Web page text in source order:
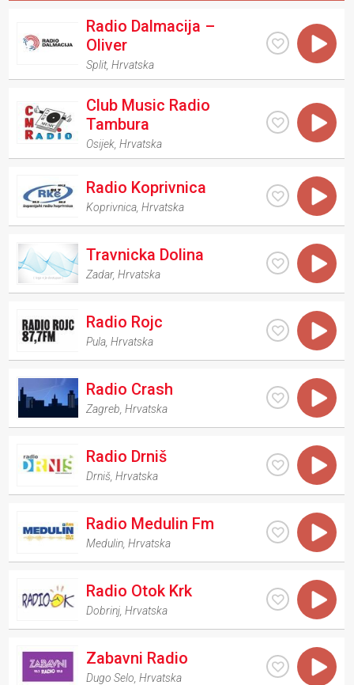
Radio Dalmacija –
Oliver
Split,Hrvatska
Club Music Radio
Tambura
Osijek ,Hrvatska
Radio Koprivnica
Koprivnica ,Hrvatska
Travnicka Dolina
Zadar,Hrvatska
Radio Rojc
Pula ,Hrvatska
Radio Crash
Zagreb ,Hrvatska
Radio Drniš
Drniš ,Hrvatska
Radio Medulin Fm
Medulin ,Hrvatska
Radio Otok Krk
Dobrinj ,Hrvatska
Zabavni Radio
Dugo Selo ,Hrvatska